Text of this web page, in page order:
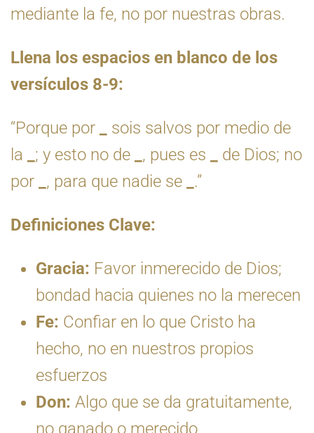
mediante la fe, no por nuestras obras.
Llena los espacios en blanco de los
versículos 8-9:
“Porque por
sois salvos por medio de
la
; y esto no de , pues es
de Dios; no
por
, para que nadie se .”
Definiciones Clave:
Gracia: Favor inmerecido de Dios;
bondad hacia quienes no la merecen
Fe: Confiar en lo que Cristo ha
hecho, no en nuestros propios
esfuerzos
Don: Algo que se da gratuitamente,
no ganado o merecido